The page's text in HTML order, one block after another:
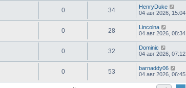
0 34
HenryDuke
04 авг 2026, 15:04
0 28
Lincolna
04 авг 2026, 08:34
0 32
Dominic
04 авг 2026, 07:12
0 53
barnaddy06
04 авг 2026, 06:45